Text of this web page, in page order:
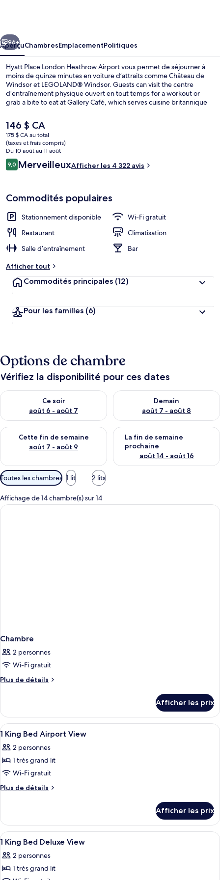
Heathrow
Airport
Suivant
96+
AperçuChambresEmplacementPolitiques
Hyatt Place London Heathrow Airport vous permet de séjourner à
moins de quinze minutes en voiture d’attraits comme Château de
Windsor et LEGOLAND® Windsor. Guests can visit the centre
d’entraînement physique ouvert en tout temps for a workout or
grab a bite to eat at Gallery Café, which serves cuisine britannique
commodités figurent un bar-salon et casse-croûte/charcuterie. Les
lits confortables et le personnel serviable sont des éléments très
prisés par les voyageurs.
Le
prix
actuel
est
de 146 $ CA
146 $ CA
175 $ CA au total
(taxes et frais compris)
Du 10 août au 11 août
Avis
9,09,0 sur 10 –
MerveilleuxAfficher les 4 322 avis
Commodités populaires
Stationnement disponible
Wi-Fi gratuit
Restaurant
Climatisation
Salle d’entraînement
Bar
Afficher tout
Commodités principales (12)
Pour les familles (6)
Options de chambre
Vérifiez la disponibilité pour ces dates
Ce soir
août 6 - août 7
Vérifier la disponibilité pour ce soir août 6 - août 7
Demain
août 7 - août 8
Vérifier la disponibilité pour
Cette fin de semaine
août 7 - août 9
Vérifier la disponibilité pour cette fin de semaine août 7 -
La fin de semaine
prochaine
août 14 - août 16
Vérifier la disponibilité pour
Filtres
disponibles
pour
les
Toutes les chambres 1 lit 2 lits
Affichage de 14 chambre(s) sur 14
Chambre
2 personnes
Wi-Fi gratuit
Plus de détails
Plus
Chambre
Afficher les prix
Afficher
toutes
les
photos
pour
ce
chambre :
King
Bed
Airport
View
Une chambre d’hôtel avec un grand
6
1 King Bed Airport View
2 personnes
1 très grand lit
Wi-Fi gratuit
Plus de détails
Plus
1
King
Bed
Airport
View
Afficher les prix
Afficher
toutes
les
photos
Une chambre d’hôtel avec un
5
1 King Bed Deluxe View
2 personnes
1 très grand lit